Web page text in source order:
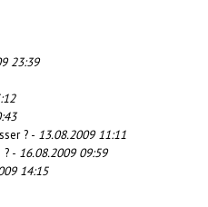
23:39
? - 13.08.2009 11:11
- 16.08.2009 09:59
14:15